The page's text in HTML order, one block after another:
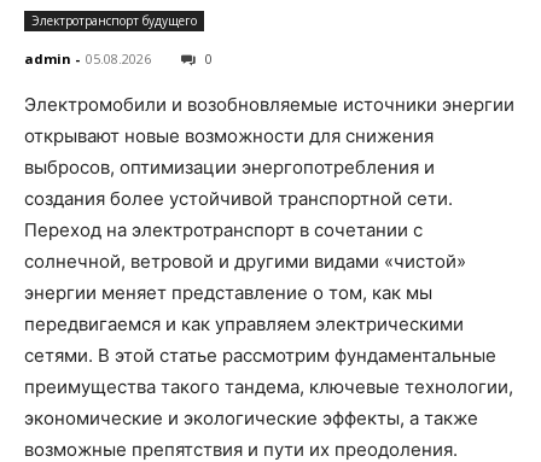
Электротранспорт будущего
admin - 05.08.2026 0
Электромобили и возобновляемые источники энергии
открывают новые возможности для снижения
выбросов, оптимизации энергопотребления и
создания более устойчивой транспортной сети.
Переход на электротранспорт в сочетании с
солнечной, ветровой и другими видами «чистой»
энергии меняет представление о том, как мы
передвигаемся и как управляем электрическими
сетями. В этой статье рассмотрим фундаментальные
преимущества такого тандема, ключевые технологии,
экономические и экологические эффекты, а также
возможные препятствия и пути их преодоления.